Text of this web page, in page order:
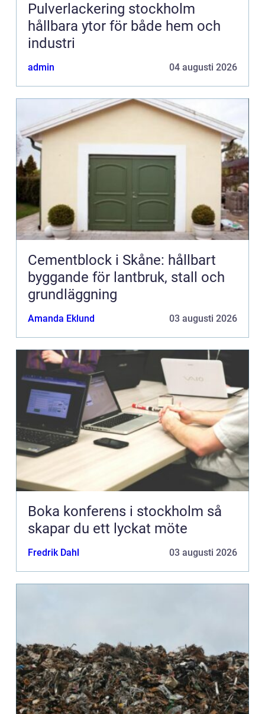
Pulverlackering stockholm
hållbara ytor för både hem och
industri
admin 04 augusti 2026
Cementblock i Skåne: hållbart
byggande för lantbruk, stall och
grundläggning
Amanda Eklund 03 augusti 2026
Boka konferens i stockholm så
skapar du ett lyckat möte
Fredrik Dahl 03 augusti 2026